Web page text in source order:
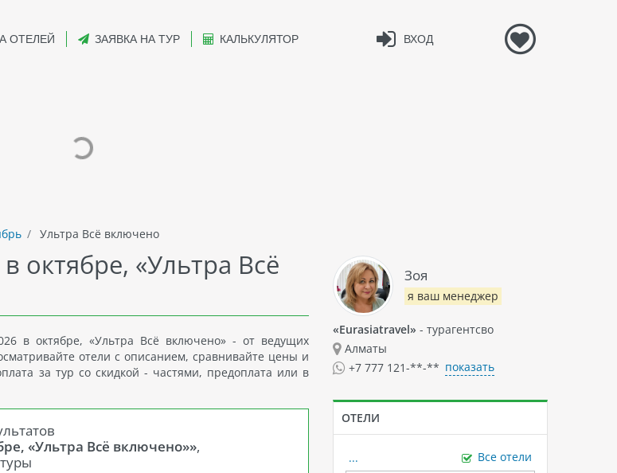
ВХОД
ОТЕЛЕЙ ЗАЯВКА НА ТУР КАЛЬКУЛЯТОР
Ультра Всё включено
октябре, «Ультра Всё
в октябре, «Ультра Всё включено» - от ведущих
отели с описанием, сравнивайте цены и
за тур со скидкой - частями, предоплата или в
«Ультра Всё включено»»,
Зоя
я ваш менеджер
«Eurasiatravel» - турагентсво
Алматы
+7 777 121-**-** показать
ОТЕЛИ
... Все отели